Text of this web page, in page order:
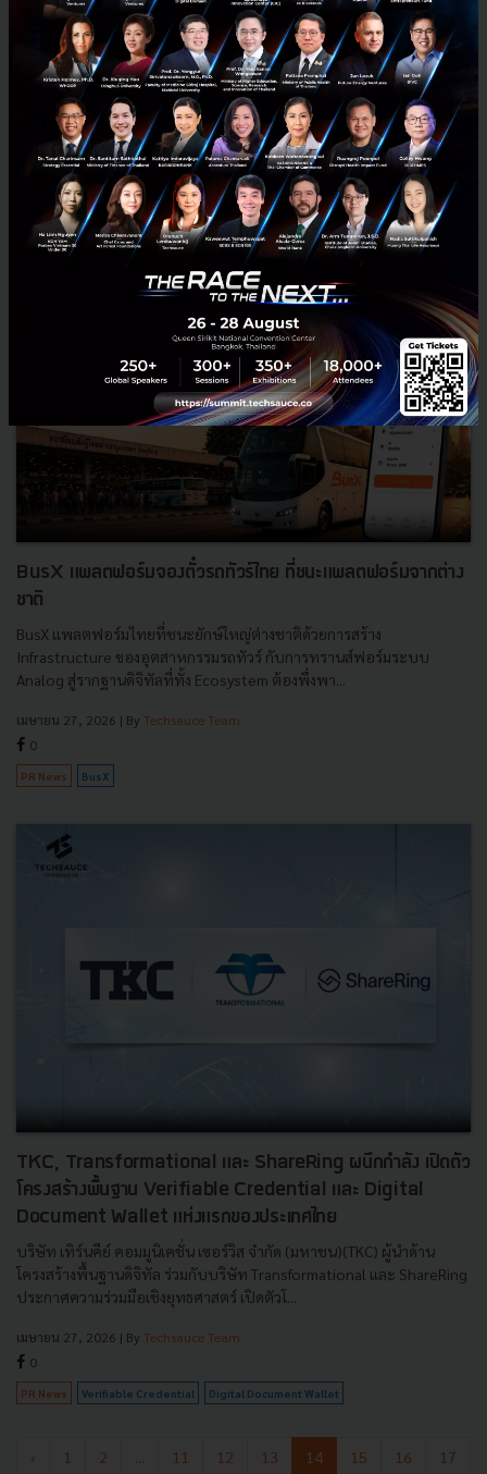
เทคโนโลยี และการตลาด ดันเกษตรไทยสู่เวทีโลก
ฟาร์มเอ็กซ์โป ผนึก 17 หน่วยงานภาครัฐ ภาคเอกชน และสถาบันการศึกษา
ลงนาม MOU 3 ปี ครอบคลุม 5 มิติ เชื่อมงานวิจัย เทคโนโลยี และการตลาดสู่
นวัตกรรมเชิงพาณิชย์ ยกระดับเกษตรกรไทย ก้าวสู่เว...
เมษายน 28, 2026| ByTechsauce Team
PR News MOU FarmExpo AgriTech Net Zero
BusX แพลตฟอร์มจองตั๋วรถทัวร์ไทย ที่ชนะแพลตฟอร์มจากต่าง
ชาติ
BusX แพลตฟอร์มไทยที่ชนะยักษ์ใหญ่ต่างชาติด้วยการสร้าง
Infrastructure ของอุตสาหกรรมรถทัวร์ กับการทรานส์ฟอร์มระบบ
Analog สู่รากฐานดิจิทัลที่ทั้ง Ecosystem ต้องพึ่งพา...
เมษายน 27, 2026 | By Techsauce Team
0
PR News BusX
TKC, Transformational และ ShareRing ผนึกกําลัง เปิดตัว
โครงสร้างพื้นฐาน Verifiable Credential และ Digital
Document Wallet แห่งแรกของประเทศไทย
บริษัท เทิร์นคีย์ คอมมูนิเคชั่น เซอร์วิส จํากัด (มหาชน)(TKC) ผู้นําด้าน
โครงสร้างพื้นฐานดิจิทัล ร่วมกับบริษัท Transformational และ ShareRing
ประกาศความร่วมมือเชิงยุทธศาสตร์ เปิดตัวโ...
เมษายน 27, 2026 | By Techsauce Team
0
PR News Verifiable Credential Digital Document Wallet
‹ 1 2 11 12 13 14 15 16
17